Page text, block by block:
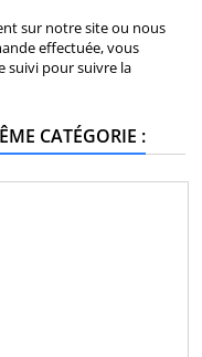
sur notre site ou nous
effectuée, vous
suivi pour suivre la
CATÉGORIE :